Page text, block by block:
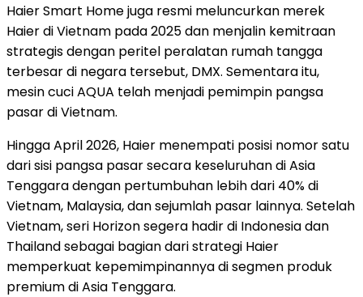
Haier Smart Home juga resmi meluncurkan merek
Haier di Vietnam pada 2025 dan menjalin kemitraan
strategis dengan peritel peralatan rumah tangga
terbesar di negara tersebut, DMX. Sementara itu,
mesin cuci AQUA telah menjadi pemimpin pangsa
pasar di Vietnam.
Hingga April 2026, Haier menempati posisi nomor satu
dari sisi pangsa pasar secara keseluruhan di Asia
Tenggara dengan pertumbuhan lebih dari 40% di
Vietnam, Malaysia, dan sejumlah pasar lainnya. Setelah
Vietnam, seri Horizon segera hadir di Indonesia dan
Thailand sebagai bagian dari strategi Haier
memperkuat kepemimpinannya di segmen produk
premium di Asia Tenggara.